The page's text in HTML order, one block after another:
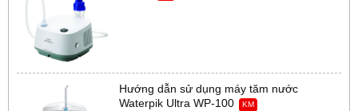
Hướng dẫn sử dụng máy tăm nước
Waterpik Ultra WP-100
KM